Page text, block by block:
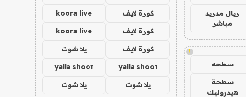
ريال مدريد
مباشر
!
سطحه
سطحة
هيدروليك
كورة لايف koora live
كورة لايف koora live
كورة لايف يلا شوت
yalla shoot
yalla shoot
يلا شوت يلا شوت